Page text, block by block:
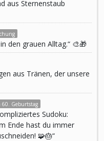
aus Sternenstaub
den grauen Alltag.“ 🎨🎁
aus Tränen, der unsere
60. Geburtstag
Sudoku:
Ende hast du immer
🧩🎂“